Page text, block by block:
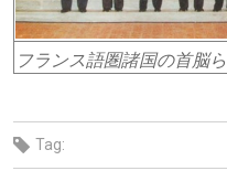
フランス語圏諸国の首脳
Tag: